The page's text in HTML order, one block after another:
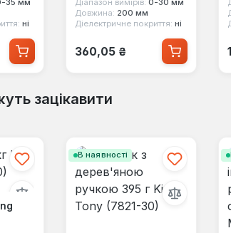
35 мм
ні
Діапазон вимірів: 0-30 мм
Довжина: 200 мм
Діелектричне покриття: ні
Звичайна ціна:
360,05 ₴
зацікавити
В наявності